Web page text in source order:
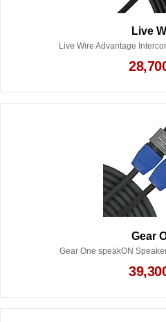
Live
Gear
Gear One speakON